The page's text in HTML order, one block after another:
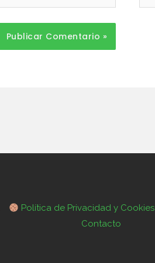
Política de Privacidad y Cookies
Contacto